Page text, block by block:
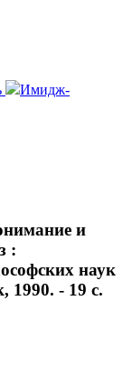
Имидж-
и
:
наук
1990. - 19 с.